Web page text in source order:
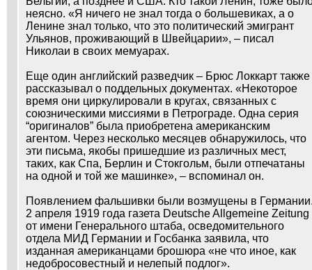
неясно. «Я ничего не знал тогда о большевиках, а о
Ленине знал только, что это политический эмигрант
Ульянов, проживающий в Швейцарии», – писал
Николаи в своих мемуарах.
Еще один английский разведчик – Брюс Локкарт также
рассказывал о поддельных документах. «Некоторое
время они циркулировали в кругах, связанных с
союзническими миссиями в Петрограде. Одна серия
“оригиналов” была приобретена американским
агентом. Через несколько месяцев обнаружилось, что
эти письма, якобы пришедшие из различных мест,
таких, как Спа, Берлин и Стокгольм, были отпечатаны
на одной и той же машинке», – вспоминал он.
Появлением фальшивки были возмущены в
2 апреля 1919 года газета Deutsche Allgemeine Zeitung
от имени Генерального штаба, осведомительного
отдела МИД Германии и Госбанка заявила, что
изданная американцами брошюра «не что иное, как
недобросовестный и нелепый подлог».